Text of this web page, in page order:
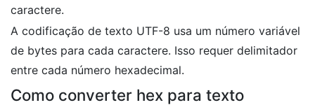
caractere.
A codificação de texto UTF-8 usa um número variável
de bytes para cada caractere. Isso requer delimitador
entre cada número hexadecimal.
Como converter hex para texto